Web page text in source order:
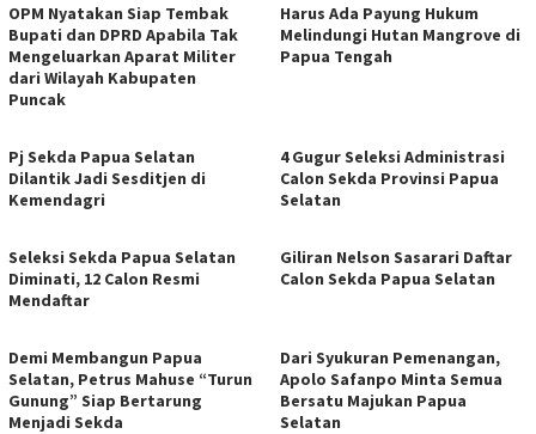
OPM Nyatakan Siap Tembak
Bupati dan DPRD Apabila Tak
Mengeluarkan Aparat Militer
dari Wilayah Kabupaten
Puncak
Harus Ada Payung Hukum
Melindungi Hutan Mangrove di
Papua Tengah
Pj Sekda Papua Selatan
Dilantik Jadi Sesditjen di
Kemendagri
4 Gugur Seleksi Administrasi
Calon Sekda Provinsi Papua
Selatan
Seleksi Sekda Papua Selatan
Diminati, 12 Calon Resmi
Mendaftar
Giliran Nelson Sasarari Daftar
Calon Sekda Papua Selatan
Demi Membangun Papua
Selatan, Petrus Mahuse “Turun
Gunung” Siap Bertarung
Menjadi Sekda
Dari Syukuran Pemenangan,
Apolo Safanpo Minta Semua
Bersatu Majukan Papua
Selatan